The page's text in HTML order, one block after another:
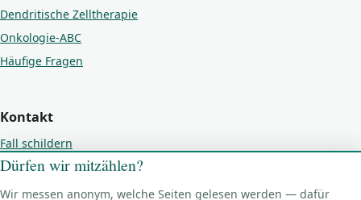
Dendritische Zelltherapie
Onkologie-ABC
Häufige Fragen
Kontakt
Fall schildern
Kontakt
Impressum
Dürfen wir mitzählen?
Wir messen anonym, welche Seiten gelesen werden — dafür